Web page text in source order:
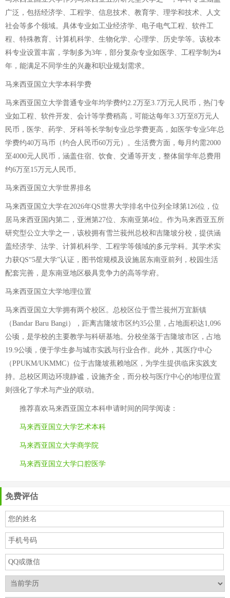
广泛，包括经济学、工程学、信息技术、教育学、理学和技术、人文
社会等多个领域。具体专业如工业经济学、电子电气工程、软件工
程、特殊教育、计算机科学、生物化学、心理学、历史学等。该校本
科专业设置丰富，学制多为3年，部分复杂专业如医学、工程学制为4
年，能满足不同学生的兴趣和职业规划需求。
马来西亚国立大学本科学费
马来西亚国立大学普通专业年均学费约2.2万至3.7万元人民币，热门专
业如工程、软件开发、会计等学费稍高，可能达每年3.3万至8万元人
民币，医学、药学、牙科等长学制专业总学费更高，如医学专业5年总
学费约40万马币（约合人民币60万元）。生活费方面，每月约需2000
至4000元人民币，涵盖住宿、饮食、交通等开支，整体留学年总费用
约6万至15万元人民币。
马来西亚国立大学世界排名
马来西亚国立大学在2026年QS世界大学排名中位列全球第126位，位
居马来西亚国内第二，亚洲第27位、东南亚第4位。作为马来西亚五所
研究型公立大学之一，该校拥有雪兰莪州总校和吉隆坡分校，提供涵
盖经济学、法学、计算机科学、工程学等领域的多元学科。其学术实
力获QS“5星大学”认证，图书馆规模及设施居东南亚前列，校园生活
配套完善，是东南亚地区极具竞争力的高等学府。
马来西亚国立大学地理位置
马来西亚国立大学拥有两个校区。总校区位于雪兰莪州万宜新镇
（Bandar Baru Bangi），距离吉隆坡市区约35公里，占地面积达1,096
公顷，是学校的主要教学与科研基地。分校坐落于吉隆坡市区，占地
19.9公顷，便于学生参与城市实践与行业合作。此外，其医疗中心
（PPUKM/UKMMC）位于吉隆坡蕉赖地区，为学生提供临床实践支
持。总校区周边环境静谧，设施齐全，而分校与医疗中心的地理位置
则强化了学术与产业的联动。
推荐喜欢马来西亚国立本科申请时间的同学阅读：
马来西亚国立大学艺术本科
马来西亚国立大学商学院
马来西亚国立大学口腔医学
免费评估